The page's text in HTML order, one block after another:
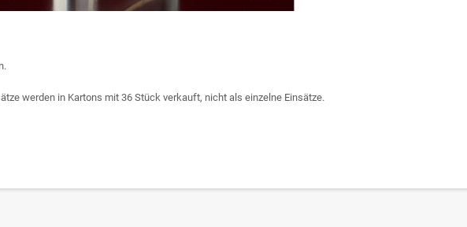
werden in Kartons mit 36 Stück verkauft, nicht als einzelne Einsätze.